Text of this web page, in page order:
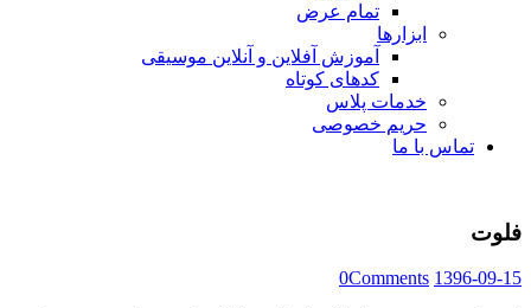
تمام عرض
ابزارها
آموزش آفلاین و آنلاین موسیقی
کدهای کوتاه
خدمات پلاس
حریم خصوصی
تماس با ما
فلوت
1396-09-15
0Comments